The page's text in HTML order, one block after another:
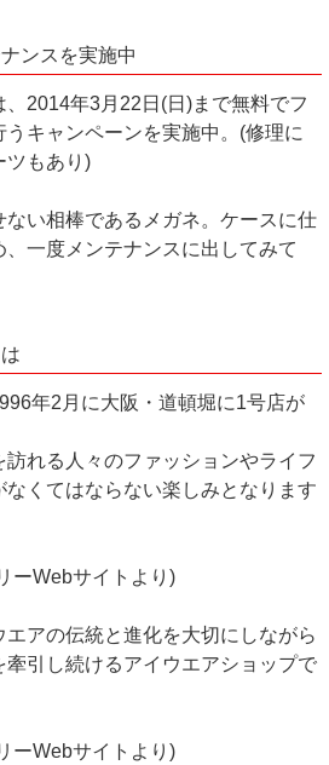
ンスを実施中
2014年3月22日(日)まで無料でフ
キャンペーンを実施中。(修理に
ツもあり)
い相棒であるメガネ。ケースに仕
一度メンテナンスに出してみて
年2月に大阪・道頓堀に1号店が
訪れる人々のファッションやライフ
なくてはならない楽しみとなります
ーWebサイトより)
アの伝統と進化を大切にしながら
引し続けるアイウエアショップで
ーWebサイトより)